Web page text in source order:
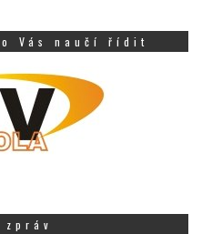
Vás naučí řídit